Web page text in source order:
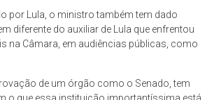
por Lula, o ministro também tem dado
diferente do auxiliar de Lula que enfrentou
na Câmara, em audiências públicas, como
de um órgão como o Senado, tem